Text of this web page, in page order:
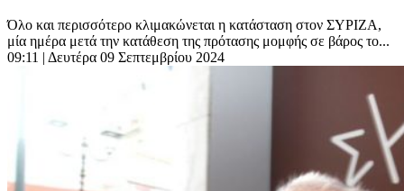
Όλο και περισσότερο κλιμακώνεται η κατάσταση στον ΣΥΡΙΖΑ,
μία ημέρα μετά την κατάθεση της πρότασης μομφής σε βάρος το...
09:11 | Δευτέρα 09 Σεπτεμβρίου 2024